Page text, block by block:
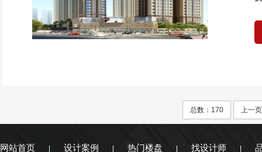
总数：170 上一页
网站首页 设计案例 热门楼盘 找设计师